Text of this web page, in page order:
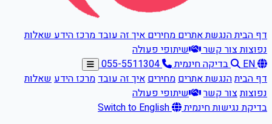
דף הביתהנגשת אתריםמחיריםאיך זה עובדמרכז הידעשאלות
נפוצותצור קשר
שיתופי פעולה
EN
בדיקה חינמית
055-5511304
דף הביתהנגשת אתריםמחיריםאיך זה עובדמרכז הידעשאלות
נפוצותצור קשר
שיתופי פעולה
בדיקת נגישות חינמית
Switch to English